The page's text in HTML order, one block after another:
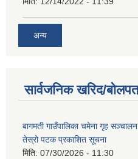
अन्य
सार्वजनिक खरिद/
बागमती गाउँपालिका चमेना गृह
तेस्रो पटक प्रकाशित सूचना
मिति: 07/30/2026 - 11:30